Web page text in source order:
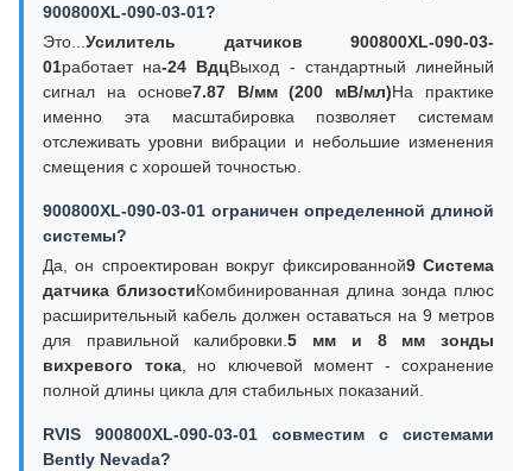
900800XL-090-03-01?
Это... Усилитель датчиков 900800XL-090-03-
01работает на-24 ВдцВыход - стандартный линейный
сигнал на основе7.87 В/мм (200 мВ/мл)На практике
именно эта масштабировка позволяет системам
отслеживать уровни вибрации и небольшие изменения
смещения с хорошей точностью.
900800XL-090-03-01 ограничен определенной длиной
системы?
Да, он спроектирован вокруг фиксированной9 Система
датчика близостиКомбинированная длина зонда плюс
расширительный кабель должен оставаться на 9 метров
для правильной калибровки.5 мм и 8 мм зонды
вихревого тока, но ключевой момент - сохранение
полной длины цикла для стабильных показаний.
RVIS 900800XL-090-03-01 совместим с системами
Bently Nevada?